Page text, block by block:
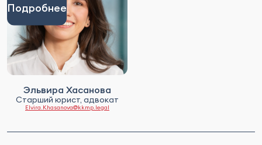
Подробнее
Эльвира Хасанова
Старший юрист, адвокат
Elvira.Khasanova@kkmp.legal